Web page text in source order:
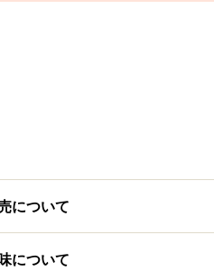
について
について